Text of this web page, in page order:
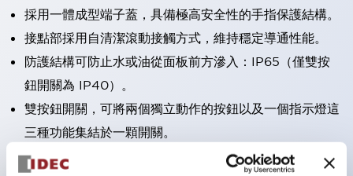
採用一體成型端子蓋，具備極高安全性的手指保護結構。
接點部採用自清潔滾動接觸方式，維持穩定導通性能。
防護結構可防止水或油從面板前方滲入：IP65（僅雙按
鈕開關為 IP40）。
雙按鈕開關，可將兩個獨立動作的按鈕以及一個指示燈這
三種功能集結於一顆開關。
完整支援全球各地需求的多種電壓規格。